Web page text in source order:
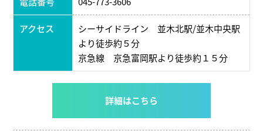
アクセス
シーサイドライン 並木北駅/並木中央駅
より徒歩約５分
京急線 京急富岡駅より徒歩約１５分
詳細はこちら